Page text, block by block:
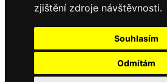
zjištění zdroje návštěvnosti.
Souhlasím
Odmítám